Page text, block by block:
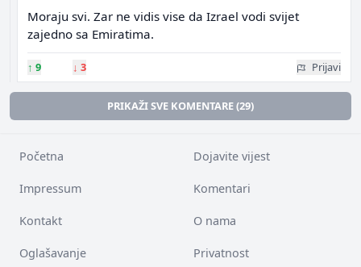
Moraju svi. Zar ne vidis vise da Izrael vodi svijet
zajedno sa Emiratima.
↑ 9 ↓ 3 Prijavi
PRIKAŽI SVE KOMENTARE (29)
Početna Dojavite vijest
Impressum Komentari
Kontakt O nama
Oglašavanje Privatnost